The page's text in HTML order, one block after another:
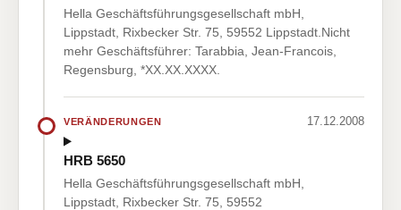
Hella Geschäftsführungsgesellschaft mbH,
Lippstadt, Rixbecker Str. 75, 59552 Lippstadt.Nicht
mehr Geschäftsführer: Tarabbia, Jean-Francois,
Regensburg, *XX.XX.XXXX.
VERÄNDERUNGEN 17.12.2008
HRB 5650
Hella Geschäftsführungsgesellschaft mbH,
Lippstadt, Rixbecker Str. 75, 59552